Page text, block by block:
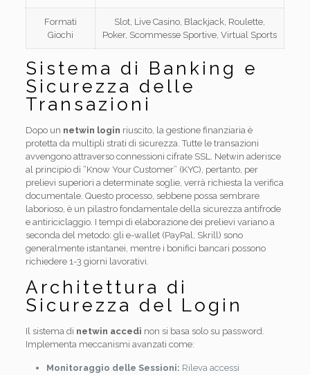
Formati
Giochi
Slot, Live Casino, Blackjack, Roulette,
Poker, Scommesse Sportive, Virtual Sports
Sistema di Banking e
Sicurezza delle
Transazioni
Dopo un netwin login riuscito, la gestione finanziaria è
protetta da multipli strati di sicurezza. Tutte le transazioni
avvengono attraverso connessioni cifrate SSL. Netwin aderisce
al principio di “Know Your Customer” (KYC), pertanto, per
prelievi superiori a determinate soglie, verrà richiesta la verifica
documentale. Questo processo, sebbene possa sembrare
laborioso, è un pilastro fondamentale della sicurezza antifrode
e antiriciclaggio. I tempi di elaborazione dei prelievi variano a
seconda del metodo: gli e-wallet (PayPal, Skrill) sono
generalmente istantanei, mentre i bonifici bancari possono
richiedere 1-3 giorni lavorativi.
Architettura di
Sicurezza del Login
Il sistema di netwin accedi non si basa solo su password.
Implementa meccanismi avanzati come:
Monitoraggio delle Sessioni: Rileva accessi